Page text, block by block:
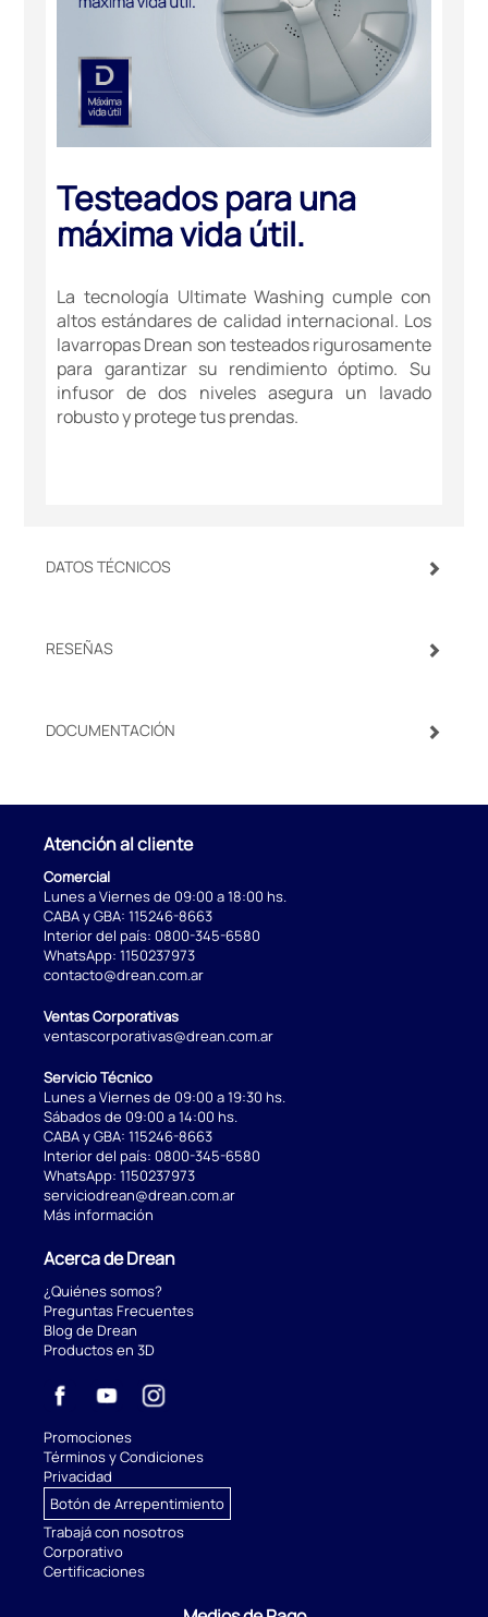
Testeados para una
máxima vida útil.
La tecnología Ultimate Washing cumple con
altos estándares de calidad internacional. Los
lavarropas Drean son testeados rigurosamente
para garantizar su rendimiento óptimo. Su
infusor de dos niveles asegura un lavado
robusto y protege tus prendas.
DATOS TÉCNICOS
RESEÑAS
DOCUMENTACIÓN
Atención al cliente
Comercial
Lunes a Viernes de 09:00 a 18:00 hs.
CABA y GBA: 115246-8663
Interior del país: 0800-345-6580
WhatsApp: 1150237973
contacto@drean.com.ar
Ventas Corporativas
ventascorporativas@drean.com.ar
Servicio Técnico
Lunes a Viernes de 09:00 a 19:30 hs.
Sábados de 09:00 a 14:00 hs.
CABA y GBA: 115246-8663
Interior del país: 0800-345-6580
WhatsApp: 1150237973
serviciodrean@drean.com.ar
Más información
Acerca de Drean
¿Quiénes somos?
Preguntas Frecuentes
Blog de Drean
Productos en 3D
Promociones
Términos y Condiciones
Privacidad
Botón de Arrepentimiento
Trabajá con nosotros
Corporativo
Certificaciones